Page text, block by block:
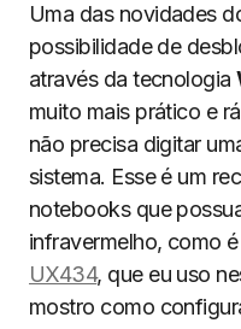
Uma das novidades
possibilidade de
através da tecnologia
muito mais prático e
não precisa digitar
sistema. Esse é um
notebooks que
infravermelho, como
UX434, que eu uso
mostro como